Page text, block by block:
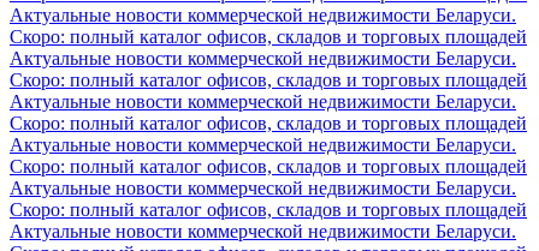
Актуальные новости коммерческой недвижимости Беларуси.
Скоро: полный каталог офисов, складов и торговых площадей
Актуальные новости коммерческой недвижимости Беларуси.
Скоро: полный каталог офисов, складов и торговых площадей
Актуальные новости коммерческой недвижимости Беларуси.
Скоро: полный каталог офисов, складов и торговых площадей
Актуальные новости коммерческой недвижимости Беларуси.
Скоро: полный каталог офисов, складов и торговых площадей
Актуальные новости коммерческой недвижимости Беларуси.
Скоро: полный каталог офисов, складов и торговых площадей
Актуальные новости коммерческой недвижимости Беларуси.